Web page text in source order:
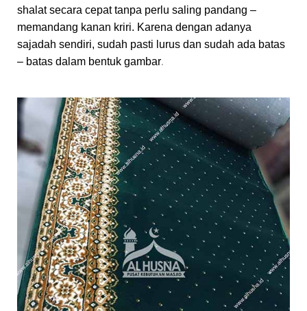
shalat secara cepat tanpa perlu saling pandang –
memandang kanan kriri. Karena dengan adanya
sajadah sendiri, sudah pasti lurus dan sudah ada batas
– batas dalam bentuk gambar.